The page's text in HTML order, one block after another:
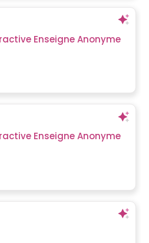
Enseigne Anonyme
Enseigne Anonyme